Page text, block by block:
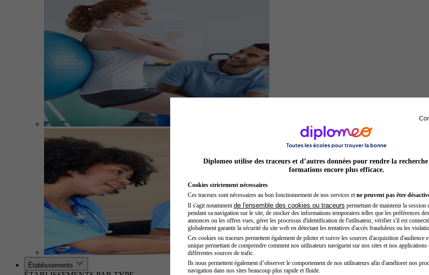
Kinésithérapeute sportif
Établissements
Diplomeo utilise des traceurs et d’autres données pour rendre la recherche
formations encore plus efficace.
Cookies strictement nécessaires
Ces traceurs sont nécessaires au bon fonctionnement de nos services et ne peuvent pas être
Il s'agit notamment de l'ensemble des cookies ou traceurs permettant de maintenir la session
pendant sa navigation sur le site, de stocker des informations temporaires telles que les préférences
annonces ou les offres vues, gérer les processus d'identification de l'utilisateur, vérifier s'il est
globalement garantir la sécurité du site web en détectant les tentatives d'accès frauduleux ou les
Ces cookies ou traceurs permettent également de piloter et suivre les sources d'acquisition d'audience
unique permettant de comprendre comment nos utilisateurs naviguent sur nos sites et nos applications
différentes sources de trafic.
Ils nous permettent également d’observer le comportement de nos utilisateurs afin d'améliorer nos
navigation dans nos sites beaucoup plus rapide et fluide.